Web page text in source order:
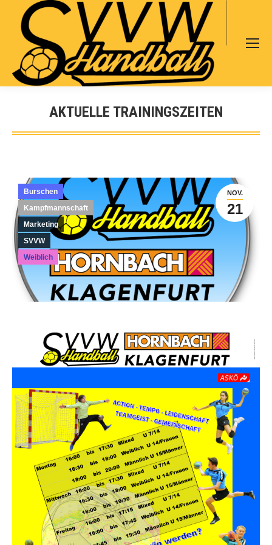
Search:
AKTUELLE TRAININGSZEITEN
Sie befinden sich hier:
NOV.
21
Burschen
Kampfmannschaft
Marketing
SVVW
Weiblich